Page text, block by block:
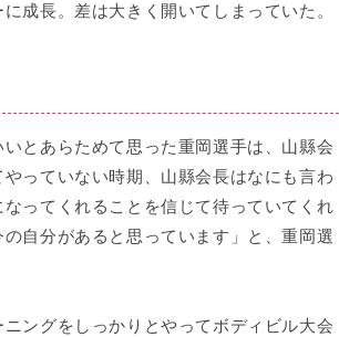
成長。差は大きく開いてしまっていた。
とあらためて思った重岡選手は、山縣会
っていない時期、山縣会長はなにも言わ
ってくれることを信じて待っていてくれ
自分があると思っています」と、重岡選
ングをしっかりとやってボディビル大会